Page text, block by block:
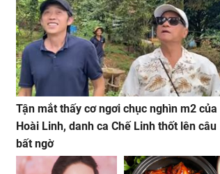
Tận mắt thấy cơ ngơi chục nghìn m2 của
Hoài Linh, danh ca Chế Linh thốt lên câu
bất ngờ